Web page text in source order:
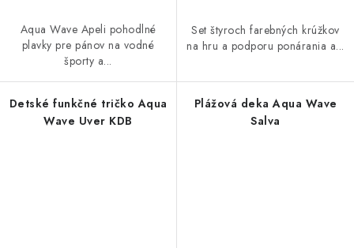
Aqua Wave Apeli pohodlné
plavky pre pánov na vodné
športy a...
Set štyroch farebných krúžkov
na hru a podporu ponárania a...
Detské funkčné tričko Aqua
Wave Uver KDB
Plážová deka Aqua Wave
Salva